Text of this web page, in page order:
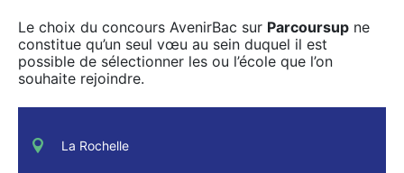
Le choix du concours AvenirBac sur Parcoursup ne
constitue qu’un seul vœu au sein duquel il est
possible de sélectionner les ou l’école que l’on
souhaite rejoindre.
La Rochelle